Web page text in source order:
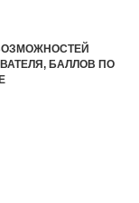
БАЛЛОВ ПО